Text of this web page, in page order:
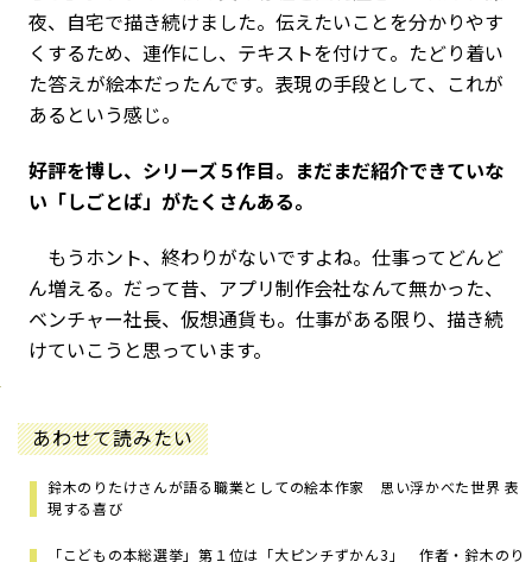
夜、自宅で描き続けました。伝えたいことを分かりやす
くするため、連作にし、テキストを付けて。たどり着い
た答えが絵本だったんです。表現の手段として、これが
あるという感じ。
――好評を博し、シリーズ５作目。まだまだ紹介できていな
い「しごとば」がたくさんある。
もうホント、終わりがないですよね。仕事ってどんど
ん増える。だって昔、アプリ制作会社なんて無かった、
ベンチャー社長、仮想通貨も。仕事がある限り、描き続
けていこうと思っています。
あわせて読みたい
鈴木のりたけさんが語る職業としての絵本作家 思い浮かべた世界 表
現する喜び
「こどもの本総選挙」第１位は「大ピンチずかん3」 作者・鈴木のり